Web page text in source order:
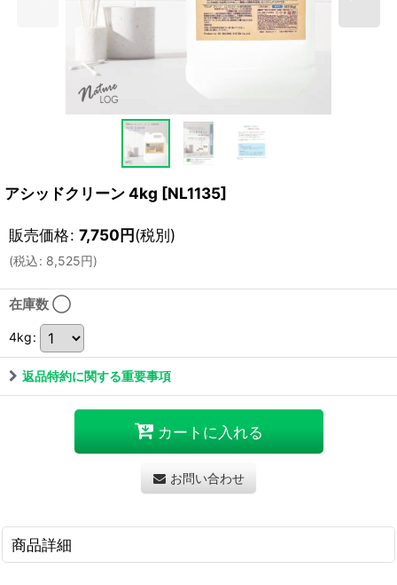
アシッドクリーン 4kg [NL1135]
販売価格: 7,750円(税別)
(税込: 8,525円)
在庫数 ◯
4kg:
返品特約に関する重要事項
カートに入れる
お問い合わせ
商品詳細